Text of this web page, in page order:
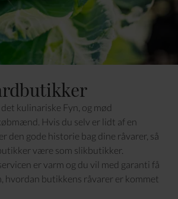
det kulinariske Fyn, og mød
Hvis du selv er lidt af en
den gode historie bag dine råvarer, så
være som slikbutikker.
er varm og du vil med garanti få
hvordan butikkens råvarer er kommet